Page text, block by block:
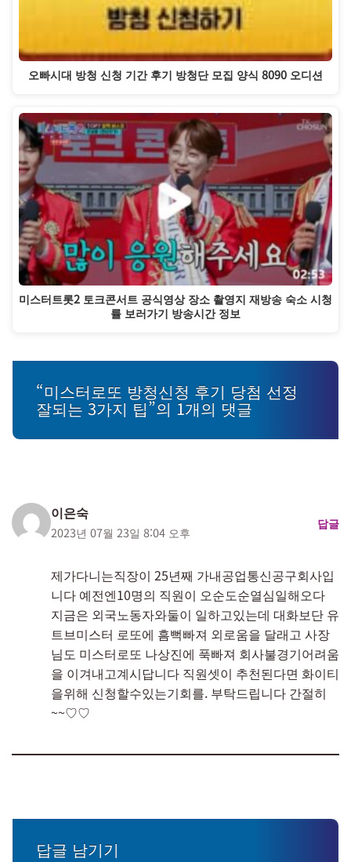
오빠시대 방청 신청 기간 후기 방청단 모집 양식 8090 오디션
미스터트롯2 토크콘서트 공식영상 장소 촬영지 재방송 숙소 시청
률 보러가기 방송시간 정보
“미스터로또 방청신청 후기 당첨 선정
잘되는 3가지 팁”의 1개의 댓글
이은숙
2023년 07월 23일 8:04 오후
답글
제가다니는직장이 25년째 가내공업통신공구회사입
니다 예전엔10명의 직원이 오순도순열심일해오다
지금은 외국노동자와둘이 일하고있는데 대화보단 유
트브미스터 로또에 흠뻑빠져 외로움을 달래고 사장
님도 미스터로또 나상진에 푹빠져 회사불경기어려움
을 이겨내고계시답니다 직원셋이 추천된다면 화이티
을위해 신청할수있는기회를. 부탁드립니다 간절히
~~♡♡
답글 남기기